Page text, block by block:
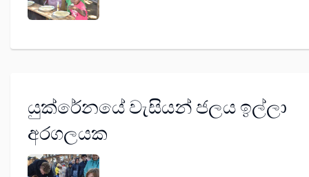
යුක්රේනයේ වැසියන් ජලය ඉල්ලා
අරගලයක